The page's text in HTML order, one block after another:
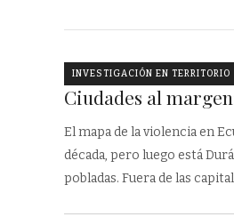
INVESTIGACIÓN EN TERRITORIO
Ciudades al
El mapa de la violencia en
década, pero luego está
pobladas. Fuera de las